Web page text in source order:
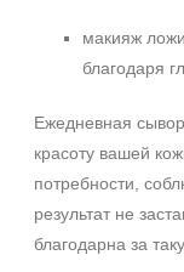
макияж
благодаря
Ежедневная
красоту вашей
потребности,
результат не
благодарна за